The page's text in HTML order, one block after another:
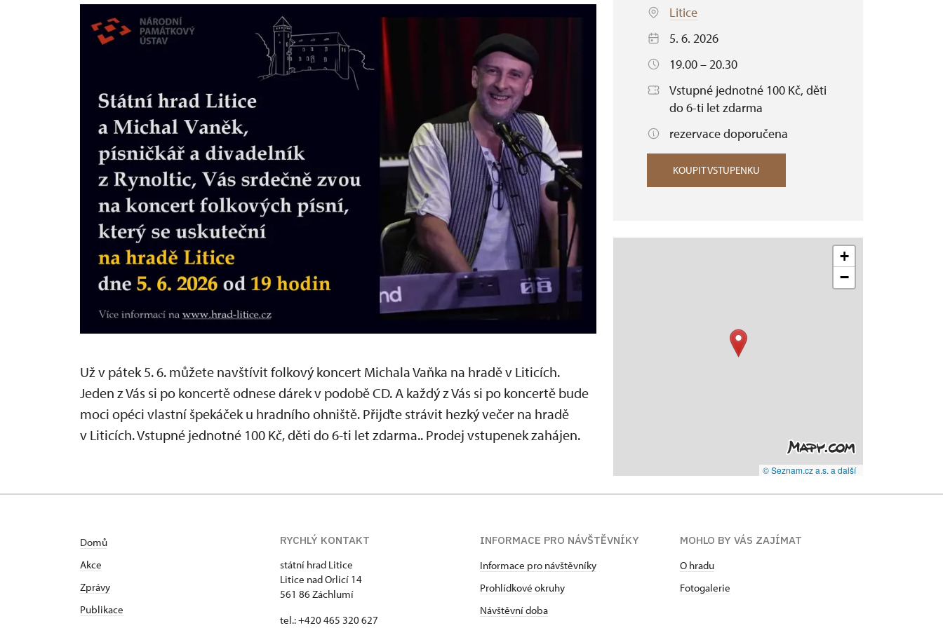
Už v pátek 5. 6. můžete navštívit folkový koncert Michala Vaňka na hradě v Liticích.
Jeden z Vás si po koncertě odnese dárek v podobě CD. A každý z Vás si po koncertě bude
moci opéci vlastní špekáček u hradního ohniště. Přijďte strávit hezký večer na hradě
v Liticích. Vstupné jednotné 100 Kč, děti do 6-ti let zdarma.. Prodej vstupenek zahájen.
Litice
5. 6. 2026
19.00 – 20.30
Vstupné jednotné 100 Kč, děti
do 6-ti let zdarma
rezervace doporučena
KOUPIT VSTUPENKU
+
−
© Seznam.cz a.s. a další
Domů
Akce
Zprávy
Publikace
RYCHLÝ KONTAKT
státní hrad Litice
Litice nad Orlicí 14
561 86 Záchlumí
tel.: +420 465 320 627
INFORMACE PRO NÁVŠTĚVNÍKY
Informace pro návštěvníky
Prohlídkové okruhy
Návštěvní doba
MOHLO BY VÁS ZAJÍMAT
O hradu
Fotogalerie